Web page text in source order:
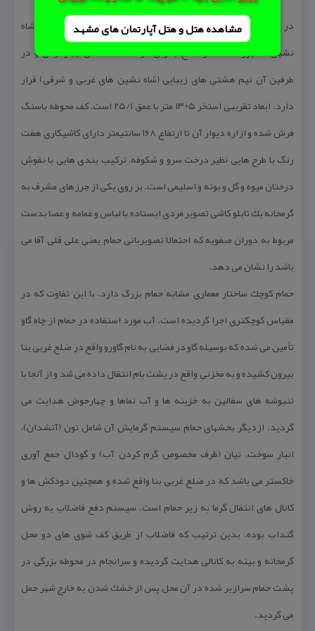
مشاهده هتل و هتل‌ آپارتمان های مشهد
در طرفین خزینه نیز دو محل استحمام اختصاصی طراحی شده كه به شاه
نشین مشهور است. در ضلع جنوبی گرمخانه ساختمان چهارحوض و در
طرفین آن نیم هشتی های زیبایی (شاه نشین های غربی و شرقی) قرار
دارد. ابعاد تقریبی استخر ۵*۱۳ متر با عمق ۲۵/۱ است. كف محوطه باسنگ
فرش شده و ازاره دیوار آن تا ارتفاع ۱۶۸ سانتیمتر دارای كاشیكاری هفت
رنگ با طرح هایی نظیر درخت سرو و شكوفه، تركیب بندی هایی با نقوش
درختان میوه و گل و بوته و اسلیمی است. بر روی یكی از جرزهای مشرف به
گرمخانه یك تابلو كاشی تصویر مردی ایستاده با لباس و عمامه و عصا بدست
مربوط به دوران صفویه كه احتمالا تصویربانی حمام یعنی علی قلی آقا می
باشد را نشان می دهد.
حمام كوچك ساختار معماری مشابه حمام بزرگ دارد. با این تفاوت كه در
مقیاس كوچكتری اجرا گردیده است. آب مورد استفاده در حمام از چاه گاو
تأمین می شده كه بوسیله گاو در فضایی به نام گاورو واقع در ضلع غربی بنا
بیرون كشیده و به مخزنی واقع در پشت بام انتقال داده می شد و از آنجا با
تنبوشه های سفالین به خزینه ها و آب نماها و چهارحوض هدایت می
گردید. ازدیگر بخشهای حمام سیستم گرمایش آن شامل تون (آتشدان)،
انبار سوخت، تیان (ظرف مخصوص گرم كردن آب) و گودال جمع آوری
خاكستر می باشد كه در ضلع غربی بنا واقع شده و همچنین دودكش ها و
كانال های انتقال گرما به زیر حمام است. سیستم دفع فاضلاب به روش
گنداب بوده. بدین ترتیب كه فاضلاب از طریق كف شوی های دو محل
گرمخانه و بینه به كانالی هدایت گردیده و سرانجام در محوطه بزرگی در
پشت حمام سرازیر شده در آن محل پس از خشك شدن به خارج شهر حمل
می گردید.